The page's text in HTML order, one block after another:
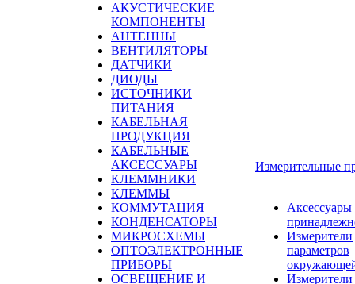
АКУСТИЧЕСКИЕ
КОМПОНЕНТЫ
АНТЕННЫ
ВЕНТИЛЯТОРЫ
ДАТЧИКИ
ДИОДЫ
ИСТОЧНИКИ
ПИТАНИЯ
КАБЕЛЬНАЯ
ПРОДУКЦИЯ
КАБЕЛЬНЫЕ
АКСЕССУАРЫ
КЛЕММНИКИ
КЛЕММЫ
КОММУТАЦИЯ
КОНДЕНСАТОРЫ
МИКРОСХЕМЫ
ОПТОЭЛЕКТРОННЫЕ
ПРИБОРЫ
ОСВЕЩЕНИЕ И
Измерительные
Аксессуары
Измерители
параметров
Измерители